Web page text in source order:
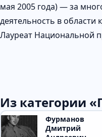
мая 2005 года) — за
деятельность в области
Лауреат Национальной
Из категории
Фурманов
Дмитрий